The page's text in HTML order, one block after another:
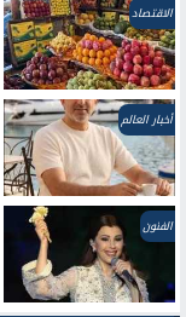
الاقتصاد
أخبار العالم
الفنون